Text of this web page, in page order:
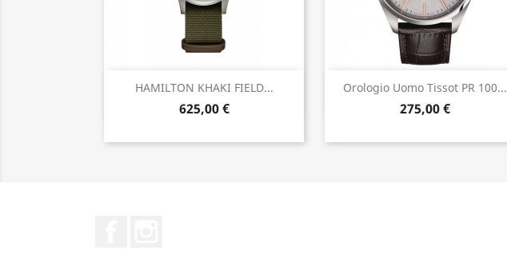
HAMILTON KHAKI FIELD...
625,00 €
Anteprima Orologio Uomo Tissot PR 100...
275,00 €
Anteprima